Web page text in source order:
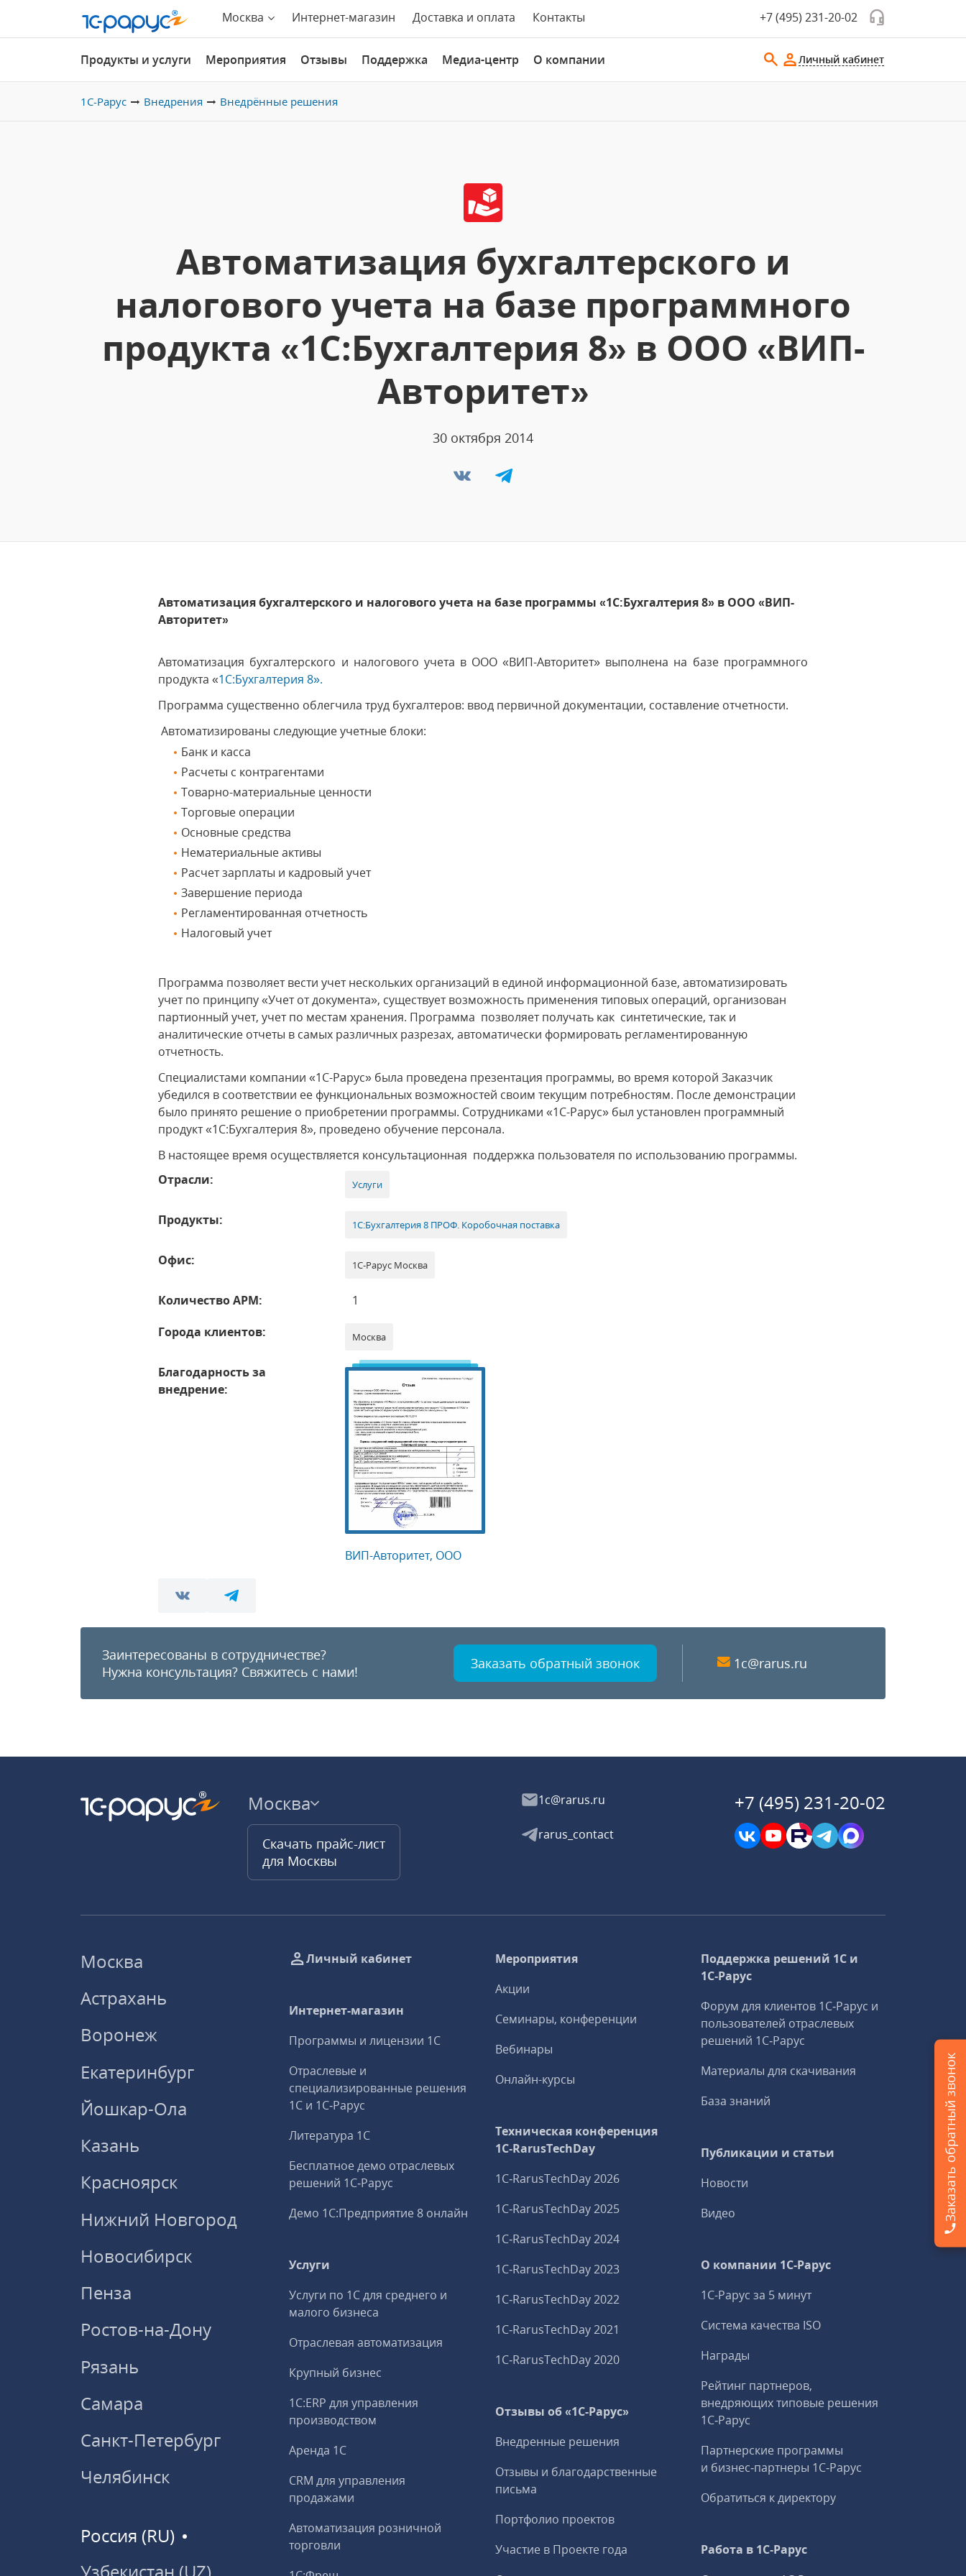
Москва Интернет-магазин Доставка и оплата Контакты +7 (495) 231-20-02
Продукты и услуги Мероприятия Отзывы Поддержка Медиа-центр О компании Личный кабинет
1С-Рарус Внедрения Внедрённые решения
Автоматизация бухгалтерского и
налогового учета на базе программного
продукта «1С:Бухгалтерия 8» в ООО «ВИП-
Авторитет»
30 октября 2014
Автоматизация бухгалтерского и налогового учета на базе программы «1С:Бухгалтерия 8» в ООО «ВИП-
Авторитет»
Автоматизация бухгалтерского и налогового учета в ООО «ВИП-Авторитет» выполнена на базе программного
продукта «1С:Бухгалтерия 8».
Программа существенно облегчила труд бухгалтеров: ввод первичной документации, составление отчетности.
Автоматизированы следующие учетные блоки:
Банк и касса
Расчеты с контрагентами
Товарно-материальные ценности
Торговые операции
Основные средства
Нематериальные активы
Расчет зарплаты и кадровый учет
Завершение периода
Регламентированная отчетность
Налоговый учет
Программа позволяет вести учет нескольких организаций в единой информационной базе, автоматизировать
учет по принципу «Учет от документа», существует возможность применения типовых операций, организован
партионный учет, учет по местам хранения. Программа позволяет получать как синтетические, так и
аналитические отчеты в самых различных разрезах, автоматически формировать регламентированную
отчетность.
Специалистами компании «1С-Рарус» была проведена презентация программы, во время которой Заказчик
убедился в соответствии ее функциональных возможностей своим текущим потребностям. После демонстрации
было принято решение о приобретении программы. Сотрудниками «1С-Рарус» был установлен программный
продукт «1С:Бухгалтерия 8», проведено обучение персонала.
В настоящее время осуществляется консультационная поддержка пользователя по использованию программы.
Отрасли:
Услуги
Продукты: 1С:Бухгалтерия 8 ПРОФ. Коробочная поставка
Офис: 1С-Рарус Москва
Количество АРМ:
1
Города клиентов:
Москва
Благодарность за
внедрение:
ВИП-Авторитет, ООО
Заинтересованы в сотрудничестве?
Нужна консультация? Свяжитесь с нами! Заказать обратный звонок 1c@rarus.ru
Москва
Скачать прайс-лист
для Москвы
1c@rarus.ru
rarus_contact
+7 (495) 231-20-02
Москва
Астрахань
Воронеж
Екатеринбург
Йошкар-Ола
Казань
Красноярск
Нижний Новгород
Новосибирск
Пенза
Ростов-на-Дону
Рязань
Самара
Санкт-Петербург
Челябинск
Россия (RU)
Узбекистан (UZ)
Личный кабинет
Интернет-магазин
Программы и лицензии 1С
Отраслевые и
специализированные решения
1С и 1С‑Рарус
Литература 1С
Бесплатное демо отраслевых
решений 1С‑Рарус
Демо 1С:Предприятие 8 онлайн
Услуги
Услуги по 1С для среднего и
малого бизнеса
Отраслевая автоматизация
Крупный бизнес
1С:ERP для управления
производством
Аренда 1С
CRM для управления
продажами
Автоматизация розничной
торговли
Мероприятия
Акции
Семинары, конференции
Вебинары
Онлайн-курсы
Техническая конференция
1C‑RarusTechDay
1C‑RarusTechDay 2026
1C‑RarusTechDay 2025
1C‑RarusTechDay 2024
1C‑RarusTechDay 2023
1C‑RarusTechDay 2022
1C‑RarusTechDay 2021
1C‑RarusTechDay 2020
Отзывы об «1С-Рарус»
Внедренные решения
Отзывы и благодарственные
письма
Портфолио проектов
Участие в Проекте года
Поддержка решений 1С и
1С‑Рарус
Форум для клиентов 1С‑Рарус и
пользователей отраслевых
решений 1С‑Рарус
Материалы для скачивания
База знаний
Публикации и статьи
Новости
Видео
О компании 1C-Рарус
1С-Рарус за 5 минут
Система качества ISO
Награды
Рейтинг партнеров,
внедряющих типовые решения
1С‑Рарус
Партнерские программы
и бизнес‑партнеры 1С‑Рарус
Обратиться к директору
Работа в 1С‑Рарус
Заказать обратный звонок